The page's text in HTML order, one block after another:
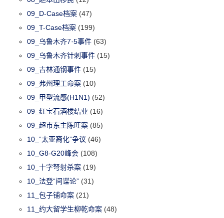
09_D-Case档案 (47)
09_T-Case档案 (199)
09_乌鲁木齐7·5事件 (63)
09_乌鲁木齐针刺事件 (15)
09_吉林通钢事件 (15)
09_弗州理工命案 (10)
09_甲型流感(H1N1) (52)
09_红宝石酒楼结业 (16)
09_超市东主陈旺案 (85)
10_“太亚裔化”争议 (46)
10_G8-G20峰会 (108)
10_十字弩射杀案 (19)
10_法登“间谍论” (31)
11_包子铺命案 (21)
11_约大留学生柳乾命案 (48)